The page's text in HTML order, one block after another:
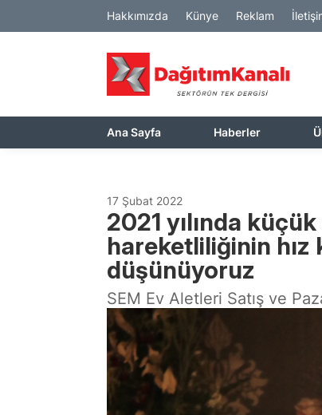
Hakkımızda Künye Reklam
Ana Sayfa Haberler
17 Şubat 2022
2021 yılında
hareketliliğinin hız
düşünüyoruz
SEM Ev Aletleri Satış ve